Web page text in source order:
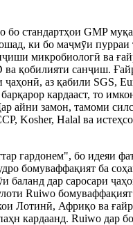
стандартҳои GMP
ки бо маҷмӯи пурраи
микробиологӣ ва
ва қобилияти санҷиш.
аз қабили SGS,
кардааст, то
айни замон, тамоми
Kosher, Halal ва
гардонем", бо идеяи
бомуваффақият ба
баланд дар саросари
Ruiwo
Лотинӣ, Африқо ва
кардаанд. Ruiwo дар